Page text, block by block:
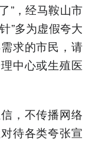
”，经马鞍山市
”多为虚假夸大
求的市民，请
中心或生殖医
，不传播网络
待各类夸张宣